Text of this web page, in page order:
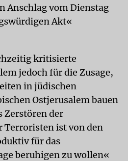
Anschlag vom Dienstag
Akt«
kritisierte
jedoch für die Zusage,
in jüdischen
Ostjerusalem bauen
Zerstören der
Terroristen ist von den
für das
beruhigen zu wollen«